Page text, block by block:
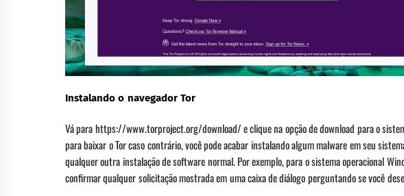
Instalando o navegador Tor
Vá para https://www.torproject.org/download/ e clique na opção de download para o
para baixar o Tor caso contrário, você pode acabar instalando algum malware em seu
qualquer outra instalação de software normal. Por exemplo, para o sistema operacional
confirmar qualquer solicitação mostrada em uma caixa de diálogo perguntando se você